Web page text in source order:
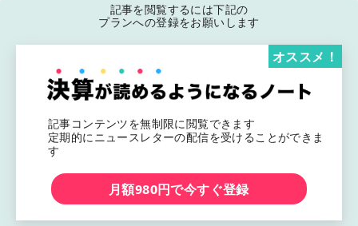
記事を閲覧するには下記の
プランへの登録をお願いします
記事コンテンツを無制限に閲覧できます
定期的にニュースレターの配信を受けることができま
す
オススメ！
月額980円で今すぐ登録